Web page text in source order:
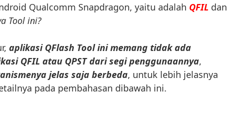
Qualcomm Snapdragon, yaitu adalah QFIL dan
Tool ini?
aplikasi QFlash Tool ini memang tidak ada
QFIL atau QPST dari segi penggunaannya,
jelas saja berbeda, untuk lebih jelasnya
pada pembahasan dibawah ini.